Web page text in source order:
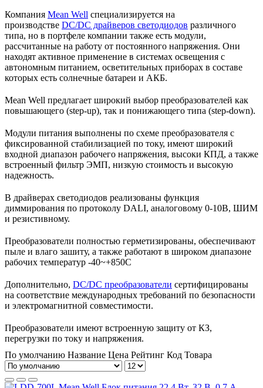
Компания Mean Well специализируется на
производстве DC/DC драйверов светодиодов различного
типа, но в портфеле компании также есть модули,
рассчитанные на работу от постоянного напряжения. Они
находят активное применение в системах освещения с
автономным питанием, осветительных приборах в составе
которых есть солнечные батареи и АКБ.
Mean Well предлагает широкий выбор преобразователей как
повышающего (step-up), так и понижающего типа (step-down).
Модули питания выполнены по схеме преобразователя с
фиксированной стабилизацией по току, имеют широкий
входной диапазон рабочего напряжения, высоки КПД, а также
встроенный фильтр ЭМП, низкую стоимость и высокую
надежность.
В драйверах светодиодов реализованы функция
диммирования по протоколу DALI, аналоговому 0-10В, ШИМ
и резистивному.
Преобразователи полностью герметизированы, обеспечивают
пыле и влаго зашиту, а также работают в широком диапазоне
рабочих температур -40~+850C
Дополнительно, DC/DC преобразователи сертифицированы
на соответствие международных требований по безопасности
и электромагнитной совместимости.
Преобразователи имеют встроенную защиту от КЗ,
перегрузки по току и напряжения.
По умолчанию Название Цена Рейтинг Код Товара